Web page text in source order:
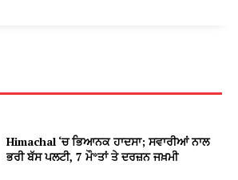
Himachal ‘ਚ ਭਿਆਨਕ ਹਾਦਸਾ; ਸਵਾਰੀਆਂ ਨਾਲ
ਭਰੀ ਬੱਸ ਪਲਟੀ, 7 ਮੌ*ਤਾਂ ਤੇ ਦਰਜ਼ਨ ਜਖ਼ਮੀ